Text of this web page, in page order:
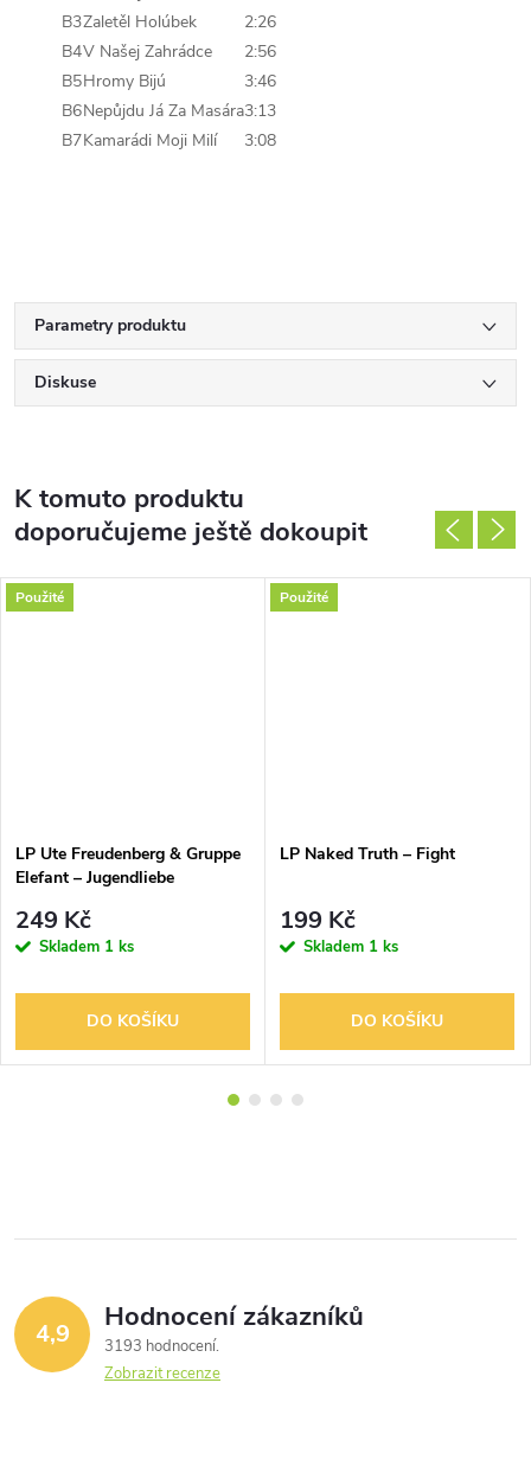
B3Zaletěl Holúbek
2:26
B4V Našej Zahrádce
2:56
B5Hromy Bijú
3:46
B6Nepůjdu Já Za Masára3:13
B7Kamarádi Moji Milí 3:08
Parametry produktu
Diskuse
K tomuto produktu
doporučujeme ještě dokoupit
Použité
LP Ute Freudenberg & Gruppe
Elefant – Jugendliebe
249 Kč
Skladem 1 ks
DO KOŠÍKU
Použité
LP Naked Truth – Fight
199 Kč
Skladem 1 ks
DO KOŠÍKU
4,9 Hodnocení zákazníků
3193 hodnocení
Zobrazit recenze